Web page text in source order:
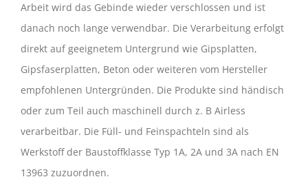
Arbeit wird das Gebinde wieder verschlossen und ist
danach noch lange verwendbar. Die Verarbeitung erfolgt
direkt auf geeignetem Untergrund wie Gipsplatten,
Gipsfaserplatten, Beton oder weiteren vom Hersteller
empfohlenen Untergründen. Die Produkte sind händisch
oder zum Teil auch maschinell durch z. B Airless
verarbeitbar. Die Füll- und Feinspachteln sind als
Werkstoff der Baustoffklasse Typ 1A, 2A und 3A nach EN
13963 zuzuordnen.